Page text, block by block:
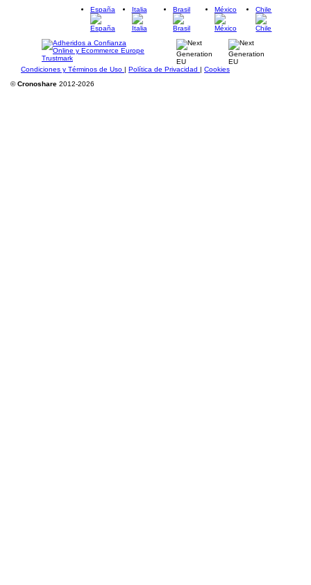
España
Italia Brasil México Chile
Condiciones y Términos de Uso | Política de Privacidad | Cookies
©Cronoshare 2012-2026